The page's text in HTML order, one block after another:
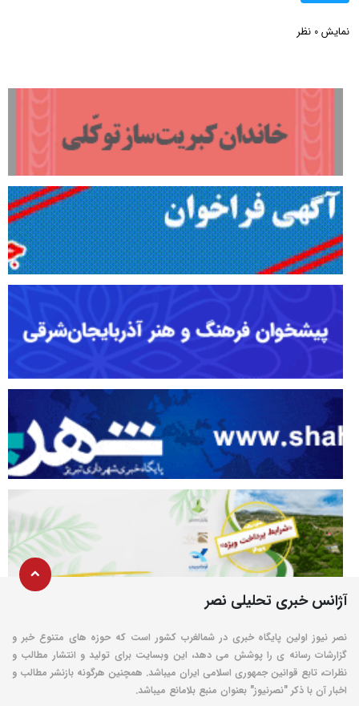
نمایش 0 نظر
آژانس خبری تحلیلی نصر
نصر نیوز اولین پایگاه خبری در شمالغرب کشور است که حوزه های متنوع خبر و
گزارشات رسانه ی را پوشش می دهد، این وبسایت برای تولید و انتشار مطالب و
نظرات، تابع قوانین جمهوری اسلامی ایران میباشد. همچنین هرگونه بازنشر مطالب و
اخبار آن با ذکر "نصرنیوز" بعنوان منبع بلامانع میباشد.